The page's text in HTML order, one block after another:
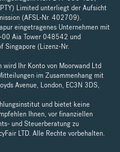
Limited unterliegt der Aufsicht
(AFSL-Nr. 402709).
eingetragenes Unternehmen mit
Aia Tower 048542 und
Singapore (Lizenz-Nr.
wird Ihr Konto von Moorwand Ltd
im Zusammenhang mit
Avenue, London, EC3N 3DS,
und bietet keine
Ihnen, vor finanziellen
und Steuerberatung zu
LTD. Alle Rechte vorbehalten.